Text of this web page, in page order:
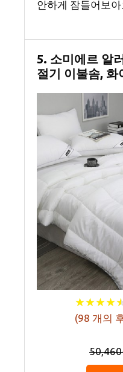
안하게 잠들어보아
5. 소미에르 알
절기 이불솜, 화
★★★★
★★★★
(98 개의